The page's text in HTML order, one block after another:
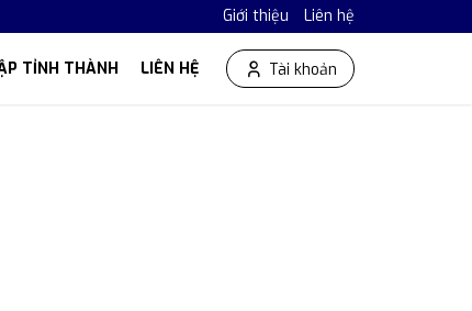
Giới thiệu Liên hệ
TỈNH THÀNH LIÊN HỆ Tài khoản